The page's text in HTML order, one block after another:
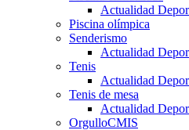
Actualidad
Piscina olímpica
Senderismo
Actualidad
Tenis
Actualidad
Tenis de mesa
Actualidad
OrgulloCMIS